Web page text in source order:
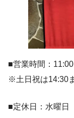
■営業時間：
※土日祝は14:30
■定休日：水曜日